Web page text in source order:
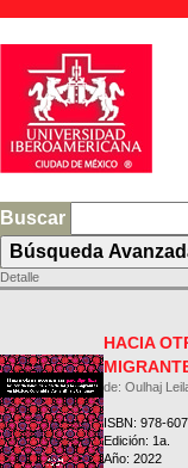
Buscar
Detalle
HACIA
de: Oulhaj
ISBN: 978-
Edición: 1a.
Año: 2022